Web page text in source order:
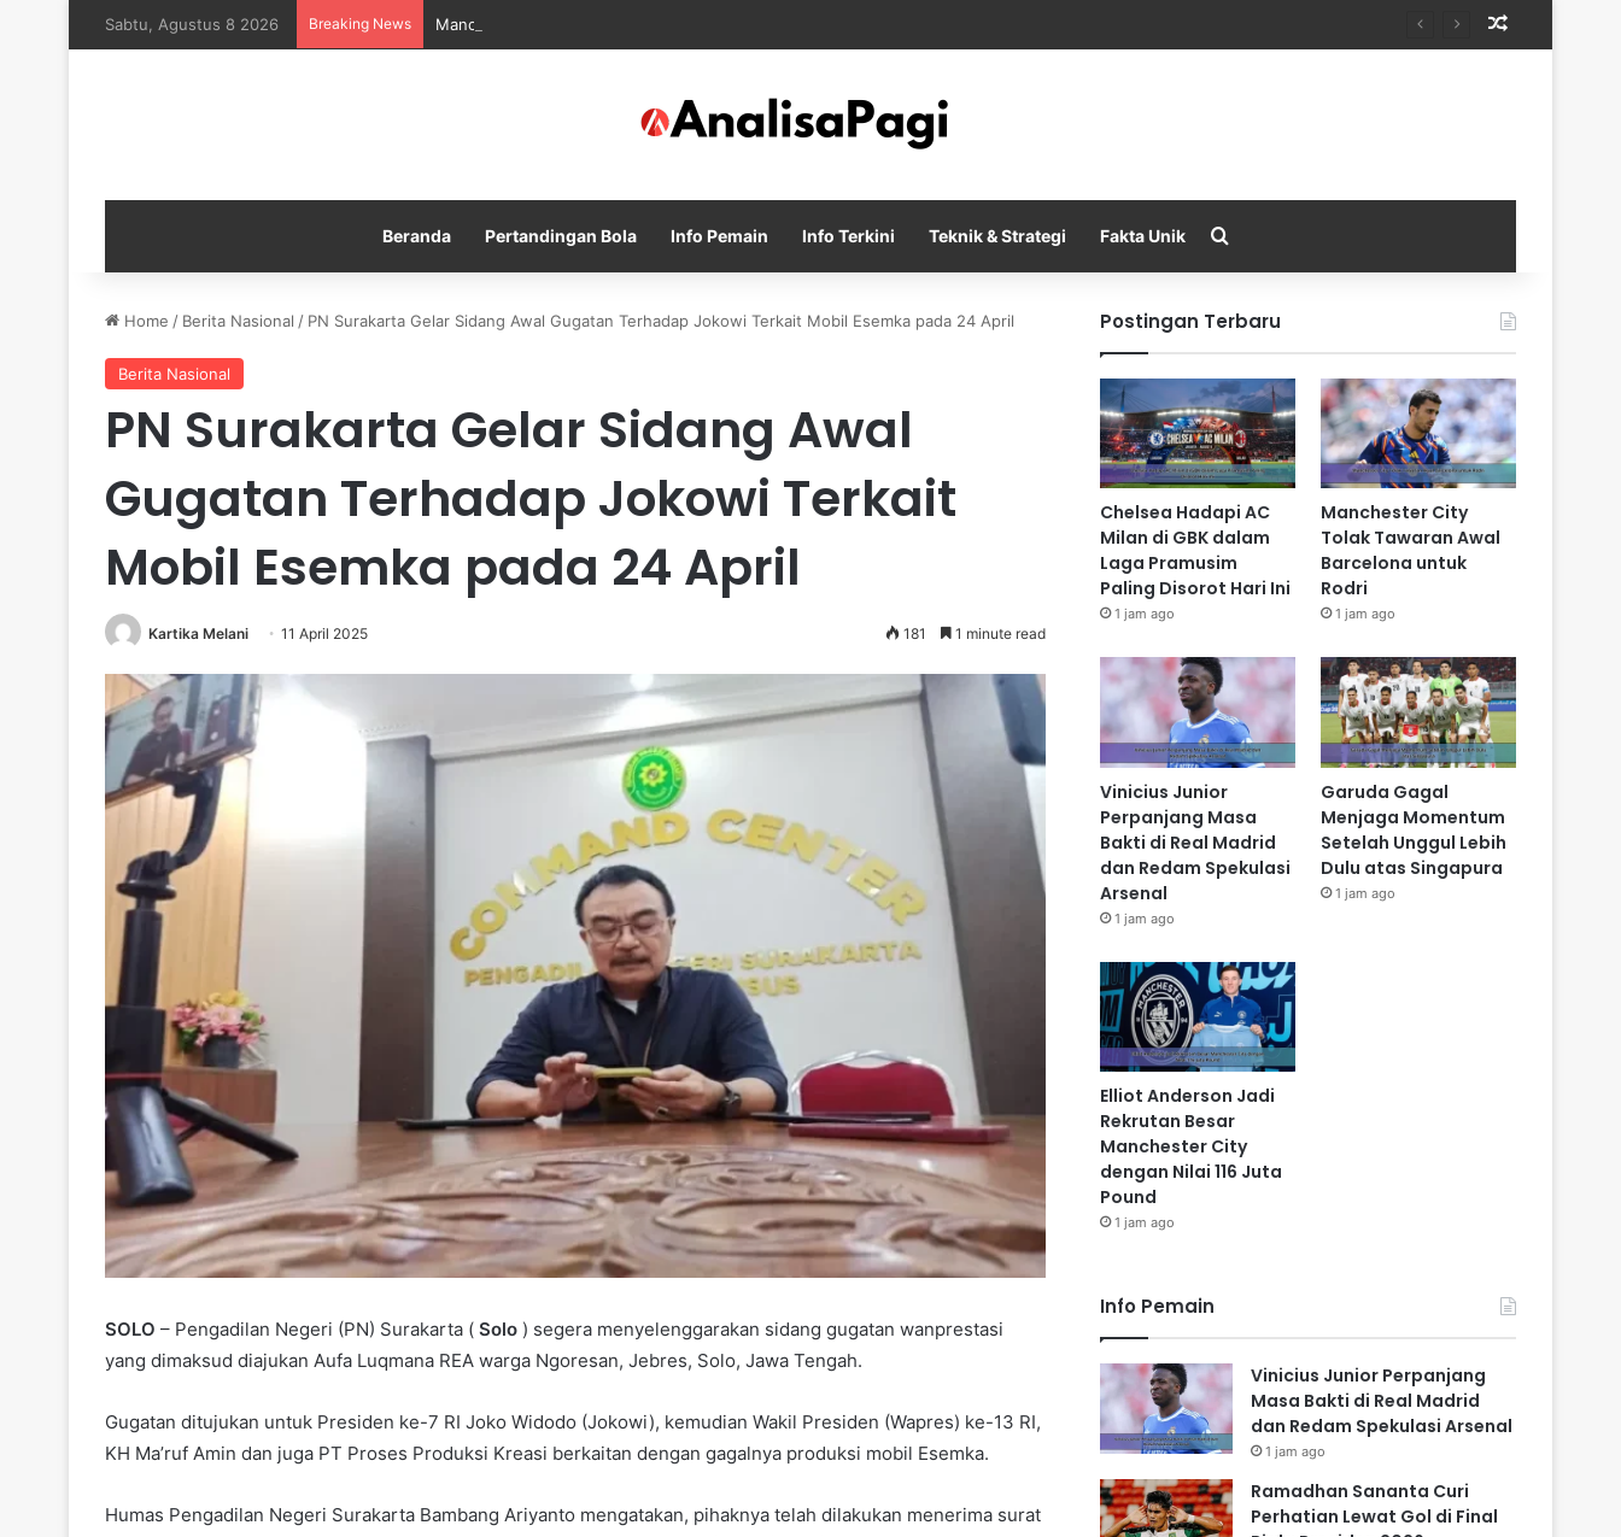
Sabtu, Agustus 8 2026 Breaking News Manchester City Tolak Tawaran Awal Barcelona untuk Rodri
Beranda Pertandingan Bola Info Pemain Info Terkini Teknik & Strategi Fakta Unik
Home / Berita Nasional / PN Surakarta Gelar Sidang Awal Gugatan Terhadap Jokowi Terkait Mobil Esemka pada 24 April
Berita Nasional
PN Surakarta Gelar Sidang Awal
Gugatan Terhadap Jokowi Terkait
Mobil Esemka pada 24 April
Kartika Melani 11 April 2025 181 1 minute read
SOLO – Pengadilan Negeri (PN) Surakarta ( Solo ) segera menyelenggarakan sidang gugatan wanprestasi
yang dimaksud diajukan Aufa Luqmana REA warga Ngoresan, Jebres, Solo, Jawa Tengah.
Gugatan ditujukan untuk Presiden ke-7 RI Joko Widodo (Jokowi), kemudian Wakil Presiden (Wapres) ke-13 RI,
KH Ma’ruf Amin dan juga PT Proses Produksi Kreasi berkaitan dengan gagalnya produksi mobil Esemka.
Humas Pengadilan Negeri Surakarta Bambang Ariyanto mengatakan, pihaknya telah dilakukan menerima surat
Postingan Terbaru
Chelsea Hadapi AC
Milan di GBK dalam
Laga Pramusim
Paling Disorot Hari Ini
1 jam ago
Manchester City
Tolak Tawaran Awal
Barcelona untuk
Rodri
1 jam ago
Vinicius Junior
Perpanjang Masa
Bakti di Real Madrid
dan Redam Spekulasi
Arsenal
1 jam ago
Garuda Gagal
Menjaga Momentum
Setelah Unggul Lebih
Dulu atas Singapura
1 jam ago
Elliot Anderson Jadi
Rekrutan Besar
Manchester City
dengan Nilai 116 Juta
Pound
1 jam ago
Info Pemain
Vinicius Junior Perpanjang
Masa Bakti di Real Madrid
dan Redam Spekulasi Arsenal
1 jam ago
Ramadhan Sananta Curi
Perhatian Lewat Gol di Final